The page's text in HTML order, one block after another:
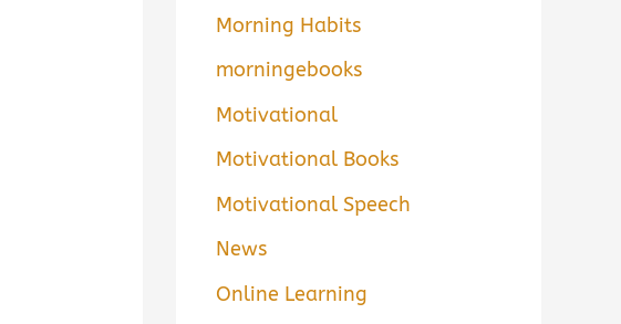
Morning Habits
morningebooks
Motivational
Motivational Books
Motivational Speech
News
Online Learning